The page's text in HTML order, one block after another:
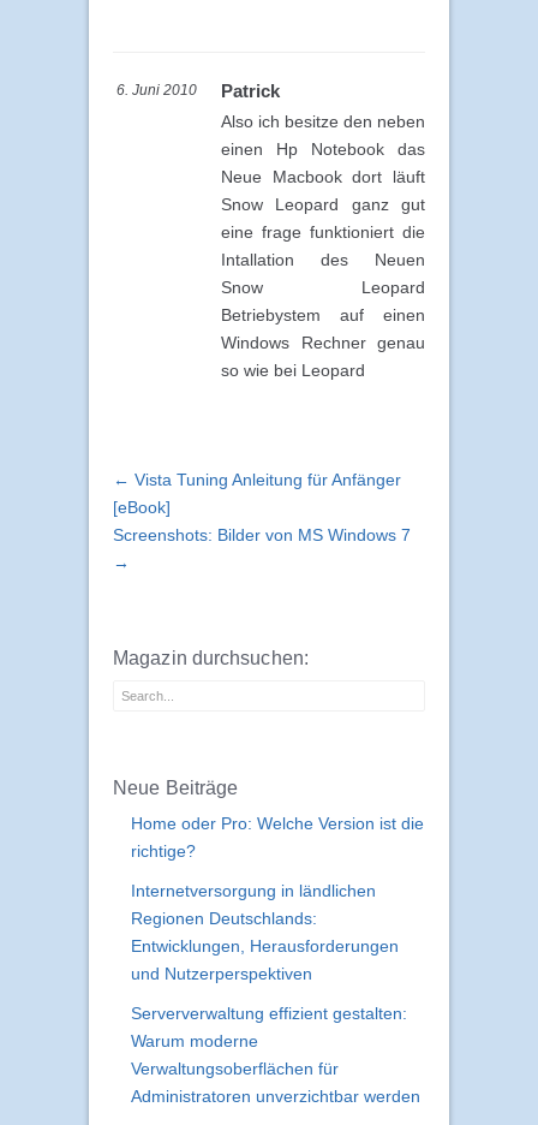
6. Juni 2010 Patrick
Also ich besitze den neben
einen Hp Notebook das
Neue Macbook dort läuft
Snow Leopard ganz gut
eine frage funktioniert die
Intallation des Neuen
Snow Leopard
Betriebystem auf einen
Windows Rechner genau
so wie bei Leopard
← Vista Tuning Anleitung für Anfänger
[eBook]
Screenshots: Bilder von MS Windows 7
→
Magazin durchsuchen:
Neue Beiträge
Home oder Pro: Welche Version ist die
richtige?
Internetversorgung in ländlichen
Regionen Deutschlands:
Entwicklungen, Herausforderungen
und Nutzerperspektiven
Serververwaltung effizient gestalten:
Warum moderne
Verwaltungsoberflächen für
Administratoren unverzichtbar werden